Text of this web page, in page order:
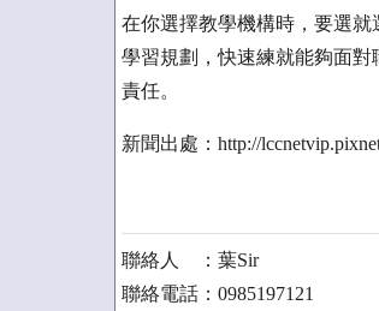
在你選擇教學機構時，要選
學習規劃，快速練就能夠面
責任。
新聞出處：http://
聯絡人 ：葉Sir
聯絡電話：0985197121